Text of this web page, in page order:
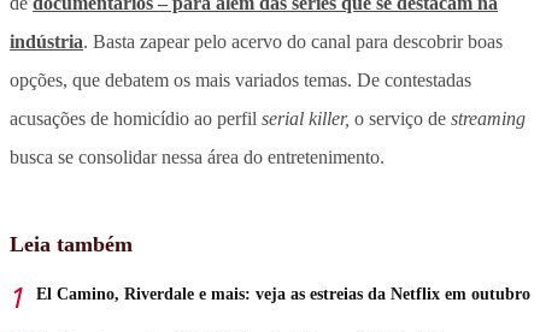
indústria. Basta zapear pelo acervo do canal para descobrir boas
opções, que debatem os mais variados temas. De contestadas
acusações de homicídio ao perfil serial killer, o serviço de streaming
busca se consolidar nessa área do entretenimento.
Leia também
El Camino, Riverdale e mais: veja as estreias da Netflix em outubro